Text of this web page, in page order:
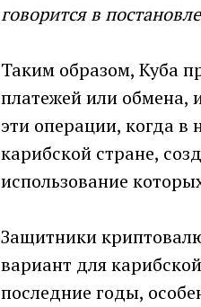
говорится в
Таким образом, Куба
платежей или обмена,
эти операции, когда
карибской стране,
использование
Защитники
вариант для
последние годы,